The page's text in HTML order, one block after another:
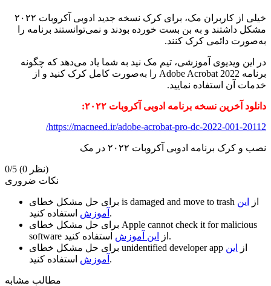
خیلی از کاربران مک، برای کرک نسخه جدید ادوبی آکروبات ۲۰۲۲
مشکل داشتند و به بن بست خورده بودند و نمی‌توانستند برنامه را
به‌صورت دائمی کرک کنند.
در این ویدیوی آموزشی، تیم مک نید به شما یاد می‌دهد که چگونه
برنامه Adobe Acrobat 2022 را به‌صورت کامل کرک کنید و از
خدمات آن استفاده نمایید.
دانلود آخرین نسخه برنامه ادوبی آکروبات ۲۰۲۲:
https://macneed.ir/adobe-acrobat-pro-dc-2022-001-20112/
نصب و کرک برنامه ادوبی آکروبات ۲۰۲۲ در مک
0/5
(0 نظر)
نکات ضروری
is damaged and move to trash از
این
آموزش استفاده کنید.
Apple cannot check it for malicious
software
از این آموزش
استفاده کنید.
unidentified developer app از
این
آموزش استفاده کنید.
مطالب مشابه